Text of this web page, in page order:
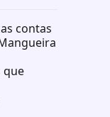
contas
que